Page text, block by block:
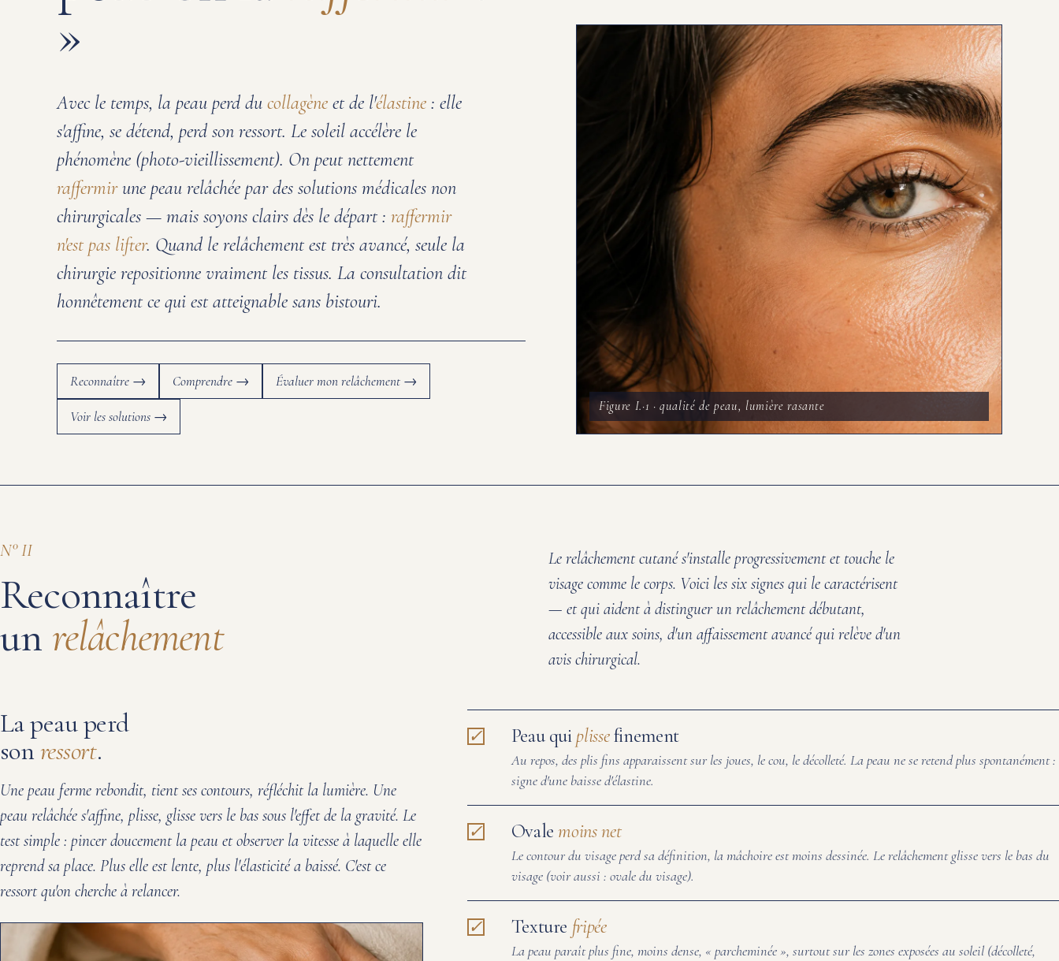
»
Avec le temps, la peau perd du collagène et de l'élastine : elle
s'affine, se détend, perd son ressort. Le soleil accélère le
phénomène (photo-vieillissement). On peut nettement
raffermirune peau relâchée par des solutions médicales non
chirurgicales — mais soyons clairs dès le départ : raffermir
n'est pas lifter. Quand le relâchement est très avancé, seule la
chirurgie repositionne vraiment les tissus. La consultation dit
honnêtement ce qui est atteignable sans bistouri.
Reconnaître → Comprendre → Évaluer mon relâchement →
Voir les solutions →
Figure I.·1 · qualité de peau, lumière rasante
N° II
Reconnaître
un relâchement
Le relâchement cutané s'installe progressivement et touche le
visage comme le corps. Voici les six signes qui le caractérisent
— et qui aident à distinguer un relâchement débutant,
accessible aux soins, d'un affaissement avancé qui relève d'un
avis chirurgical.
La peau perd
sonressort.
Une peau ferme rebondit, tient ses contours, réfléchit la lumière. Une
peau relâchée s'affine, plisse, glisse vers le bas sous l'effet de la gravité. Le
test simple : pincer doucement la peau et observer la vitesse à laquelle elle
reprend sa place. Plus elle est lente, plus l'élasticité a baissé. C'est ce
ressort qu'on cherche à relancer.
Peau qui plissefinement
Au repos, des plis fins apparaissent sur les joues, le cou, le décolleté. La peau ne se retend plus spontanément :
signe d'une baisse d'élastine.
Ovalemoins net
Le contour du visage perd sa définition, la mâchoire est moins dessinée. Le relâchement glisse vers le bas du
visage (voir aussi : ovale du visage).
Texture fripée
La peau paraît plus fine, moins dense, « parcheminée », surtout sur les zones exposées au soleil (décolleté,